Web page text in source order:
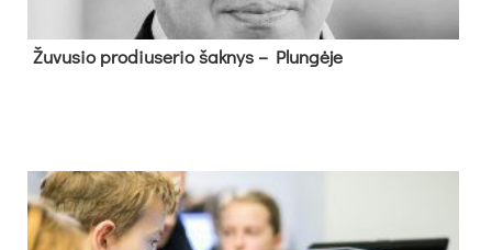
Žu­vu­sio pro­diu­se­rio šak­nys – Plun­gė­je